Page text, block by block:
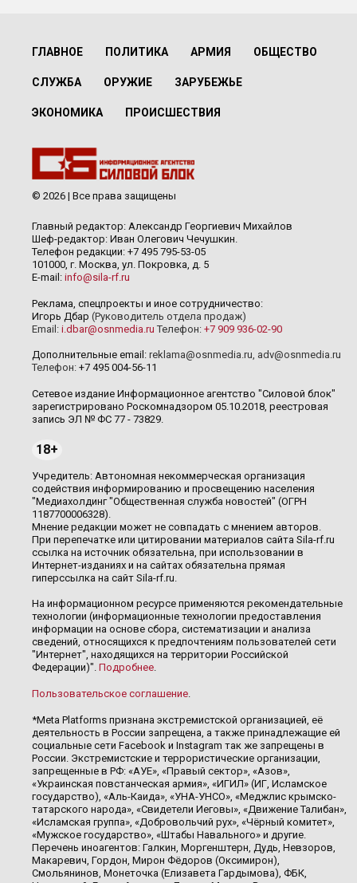
ГЛАВНОЕ ПОЛИТИКА АРМИЯ ОБЩЕСТВО
СЛУЖБА ОРУЖИЕ ЗАРУБЕЖЬЕ
ЭКОНОМИКА ПРОИСШЕСТВИЯ
© 2026 | Все права защищены
Главный редактор: Александр Георгиевич Михайлов
Шеф-редактор: Иван Олегович Чечушкин.
Телефон редакции: +7 495 795-53-05
101000, г. Москва, ул. Покровка, д. 5
E-mail: info@sila-rf.ru
Реклама, спецпроекты и иное сотрудничество:
Игорь Дбар (Руководитель отдела продаж)
Email: i.dbar@osnmedia.ru Телефон: +7 909 936-02-90
Дополнительные email: reklama@osnmedia.ru, adv@osnmedia.ru
Телефон: +7 495 004-56-11
Сетевое издание Информационное агентство "Силовой блок"
зарегистрировано Роскомнадзором 05.10.2018, реестровая
запись ЭЛ № ФС 77 - 73829.
18+
Учредитель: Автономная некоммерческая организация
содействия информированию и просвещению населения
"Медиахолдинг "Общественная служба новостей" (ОГРН
1187700006328).
Мнение редакции может не совпадать с мнением авторов.
При перепечатке или цитировании материалов сайта Sila-rf.ru
ссылка на источник обязательна, при использовании в
Интернет-изданиях и на сайтах обязательна прямая
гиперссылка на сайт Sila-rf.ru.
На информационном ресурсе применяются рекомендательные
технологии (информационные технологии предоставления
информации на основе сбора, систематизации и анализа
сведений, относящихся к предпочтениям пользователей сети
"Интернет", находящихся на территории Российской
Федерации)". Подробнее.
Пользовательское соглашение.
*Meta Platforms признана экстремистской организацией, её
деятельность в России запрещена, а также принадлежащие ей
социальные сети Facebook и Instagram так же запрещены в
России. Экстремистские и террористические организации,
запрещенные в РФ: «АУЕ», «Правый сектор», «Азов»,
«Украинская повстанческая армия», «ИГИЛ» (ИГ, Исламское
государство), «Аль-Каида», «УНА-УНСО», «Меджлис крымско-
татарского народа», «Свидетели Иеговы», «Движение Талибан»,
«Исламская группа», «Добровольчий рух», «Чёрный комитет»,
«Мужское государство», «Штабы Навального» и другие.
Перечень иноагентов: Галкин, Моргенштерн, Дудь, Невзоров,
Макаревич, Гордон, Мирон Фёдоров (Оксимирон),
Смольянинов, Монеточка (Елизавета Гардымова), ФБК,